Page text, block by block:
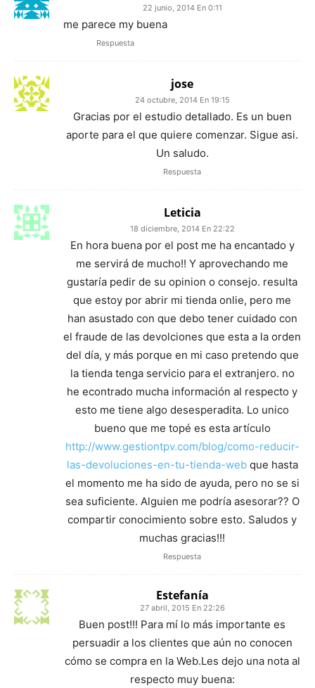
22 junio, 2014 En 0:11
me parece my buena
Respuesta
jose
24 octubre, 2014 En 19:15
Gracias por el estudio detallado. Es un buen
aporte para el que quiere comenzar. Sigue asi.
Un saludo.
Respuesta
Leticia
18 diciembre, 2014 En 22:22
En hora buena por el post me ha encantado y
me servirá de mucho!! Y aprovechando me
gustaría pedir de su opinion o consejo. resulta
que estoy por abrir mi tienda onlie, pero me
han asustado con que debo tener cuidado con
el fraude de las devolciones que esta a la orden
del día, y más porque en mi caso pretendo que
la tienda tenga servicio para el extranjero. no
he econtrado mucha información al respecto y
esto me tiene algo desesperadita. Lo unico
bueno que me topé es esta artículo
http://www.gestiontpv.com/blog/como-reducir-
las-devoluciones-en-tu-tienda-webque hasta
el momento me ha sido de ayuda, pero no se si
sea suficiente. Alguien me podría asesorar?? O
compartir conocimiento sobre esto. Saludos y
muchas gracias!!!
Respuesta
Estefanía
27 abril, 2015 En 22:26
Buen post!!! Para mí lo más importante es
persuadir a los clientes que aún no conocen
cómo se compra en la Web.Les dejo una nota al
respecto muy buena: